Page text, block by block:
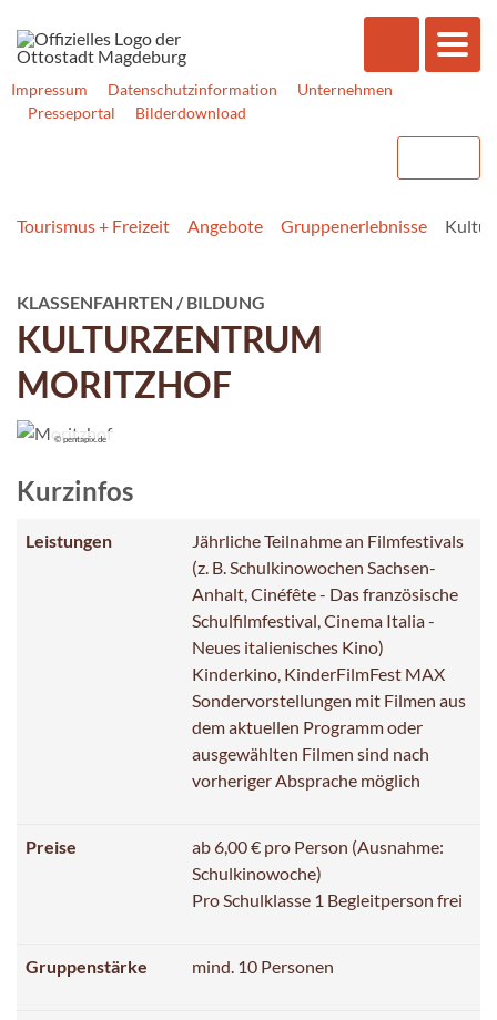
Impressum Datenschutzinformation
Unternehmen
Presseportal
Bilderdownload
Tourismus + Freizeit Angebote Gruppen­erlebnisse
KLASSENFAHRTEN / BILDUNG
KULTURZENTRUM
MORITZHOF
© pentapix.de
Kurzinfos
Leistungen
Jährliche Teilnahme an Filmfestivals
(z. B. Schulkinowochen Sachsen-
Anhalt, Cinéfête - Das französische
Schulfilmfestival, Cinema Italia -
Neues italienisches Kino)
Kinderkino, KinderFilmFest MAX
Sondervorstellungen mit Filmen aus
dem aktuellen Programm oder
ausgewählten Filmen sind nach
vorheriger Absprache möglich
Preise
ab 6,00 € pro Person (Ausnahme:
Schulkinowoche)
Pro Schulklasse 1 Begleitperson frei
Gruppenstärke mind. 10 Personen